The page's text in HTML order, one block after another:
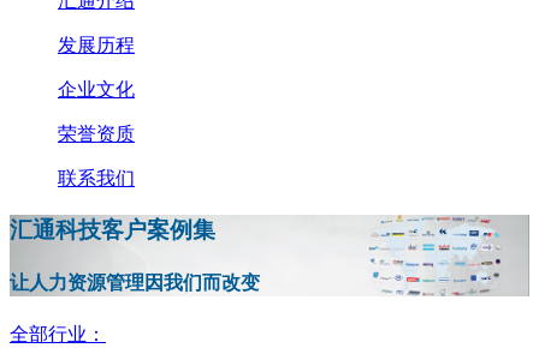
发展历程
企业文化
荣誉资质
联系我们
汇通科技客户案例集
让人力资源管理因我们而改变
全部行业：